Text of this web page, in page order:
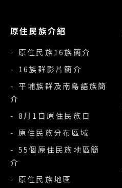
原住民族介紹
- 原住民族16族簡介
- 16族群影片簡介
- 平埔族群及南島語族簡
介
- 8月1日原住民族日
- 原住民族分布區域
- 55個原住民族地區簡
介
- 原住民族地區